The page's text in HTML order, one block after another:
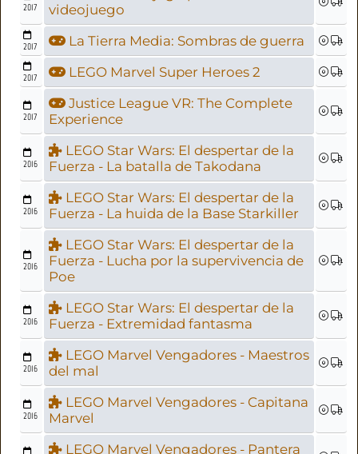
2017
videojuego
2017 La Tierra Media: Sombras de guerra
2017 LEGO Marvel Super Heroes 2
2017
Justice League VR: The Complete
Experience
2016
LEGO Star Wars: El despertar de la
Fuerza - La batalla de Takodana
2016
LEGO Star Wars: El despertar de la
Fuerza - La huida de la Base Starkiller
2016
LEGO Star Wars: El despertar de la
Fuerza - Lucha por la supervivencia de
Poe
2016
LEGO Star Wars: El despertar de la
Fuerza - Extremidad fantasma
2016
LEGO Marvel Vengadores - Maestros
del mal
2016
LEGO Marvel Vengadores - Capitana
Marvel
LEGO Marvel Vengadores - Pantera